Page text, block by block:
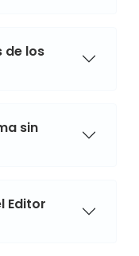
de los
sin
Editor